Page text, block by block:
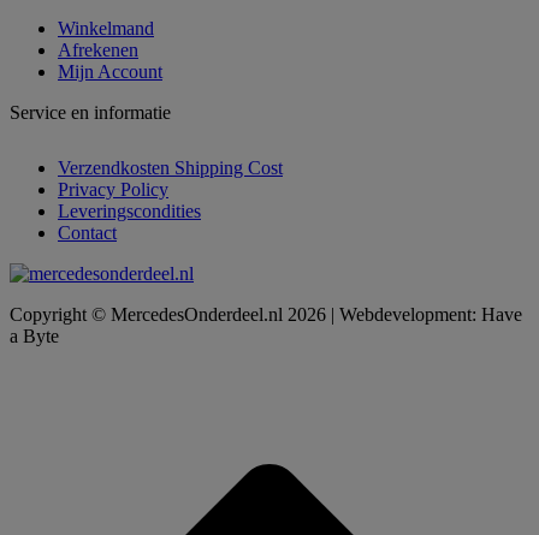
Winkelmand
Afrekenen
Mijn Account
Service en informatie
Verzendkosten Shipping Cost
Privacy Policy
Leveringscondities
Contact
Copyright © MercedesOnderdeel.nl 2026 | Webdevelopment: Have
a Byte